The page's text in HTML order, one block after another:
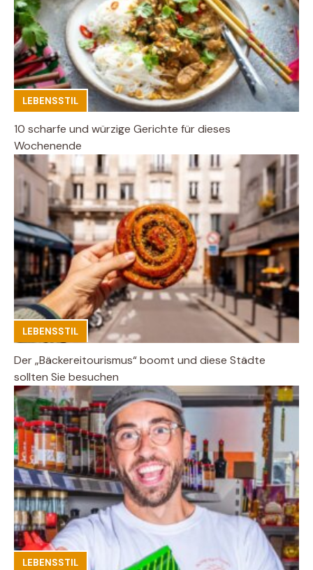
LEBENSSTIL
10 scharfe und würzige Gerichte für dieses
Wochenende
LEBENSSTIL
Der „Bäckereitourismus“ boomt und diese Städte
sollten Sie besuchen
LEBENSSTIL